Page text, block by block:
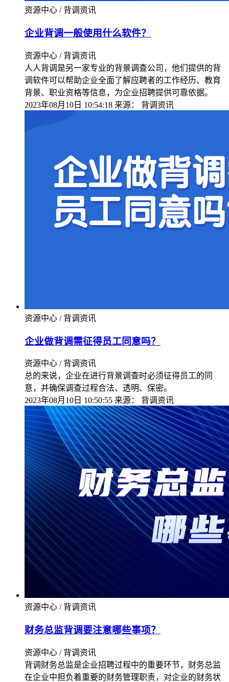
资源中心 / 背调资讯
企业背调一般使用什么软件？
资源中心 / 背调资讯
人人背调是另一家专业的背景调查公司，他们提供的背
调软件可以帮助企业全面了解应聘者的工作经历、教育
背景、职业资格等信息，为企业招聘提供可靠依据。
2023年08月10日 10:54:18 来源： 背调资讯
资源中心 / 背调资讯
企业做背调需征得员工同意吗？
资源中心 / 背调资讯
总的来说，企业在进行背景调查时必须征得员工的同
意，并确保调查过程合法、透明、保密。
2023年08月10日 10:50:55 来源： 背调资讯
资源中心 / 背调资讯
财务总监背调要注意哪些事项？
资源中心 / 背调资讯
背调财务总监是企业招聘过程中的重要环节，财务总监
在企业中担负着重要的财务管理职责，对企业的财务状